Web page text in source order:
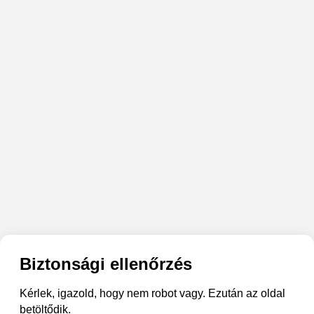
Biztonsági ellenőrzés
Kérlek, igazold, hogy nem robot vagy. Ezután az oldal
betöltődik.